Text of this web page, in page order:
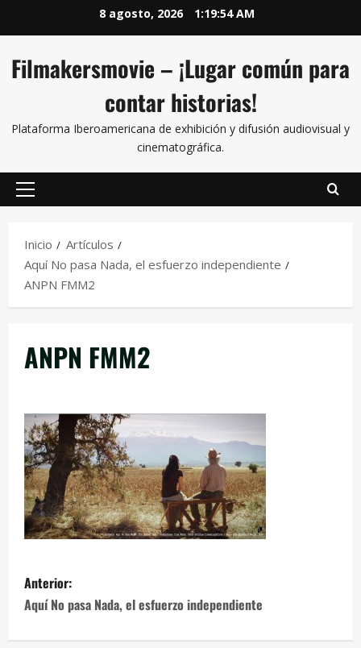
8 agosto, 2026 1:19:55 AM
Filmakersmovie – ¡Lugar común para
contar historias!
Plataforma Iberoamericana de exhibición y difusión audiovisual y
cinematográfica.
Inicio
Artículos
Aquí No pasa Nada, el esfuerzo independiente
ANPN FMM2
ANPN FMM2
Anterior:
Aquí No pasa Nada, el esfuerzo independiente